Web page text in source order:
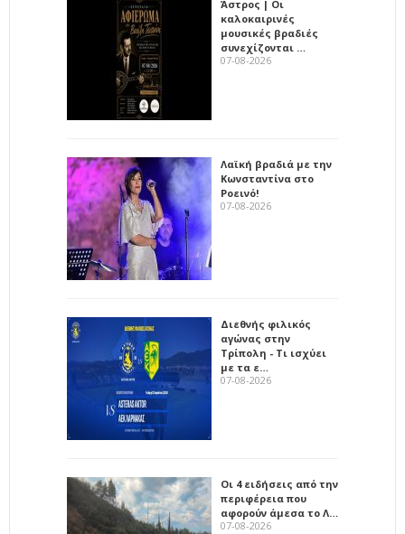
Άστρος | Οι
καλοκαιρινές
μουσικές βραδιές
συνεχίζονται …
07-08-2026
Λαϊκή βραδιά με την
Κωνσταντίνα στο
Ροεινό!
07-08-2026
Διεθνής φιλικός
αγώνας στην
Τρίπολη - Τι ισχύει
με τα ε…
07-08-2026
Οι 4 ειδήσεις από την
περιφέρεια που
αφορούν άμεσα το Λ…
07-08-2026